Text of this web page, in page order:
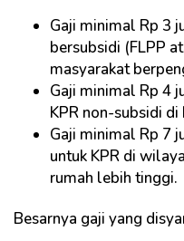
Gaji minimal Rp 3
bersubsidi (FLPP
masyarakat
Gaji minimal Rp 4
KPR non-subsidi
Gaji minimal Rp 7
untuk KPR di
rumah lebih tinggi.
Besarnya gaji yang